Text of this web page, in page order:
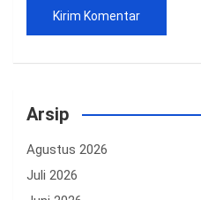
Arsip
Agustus 2026
Juli 2026